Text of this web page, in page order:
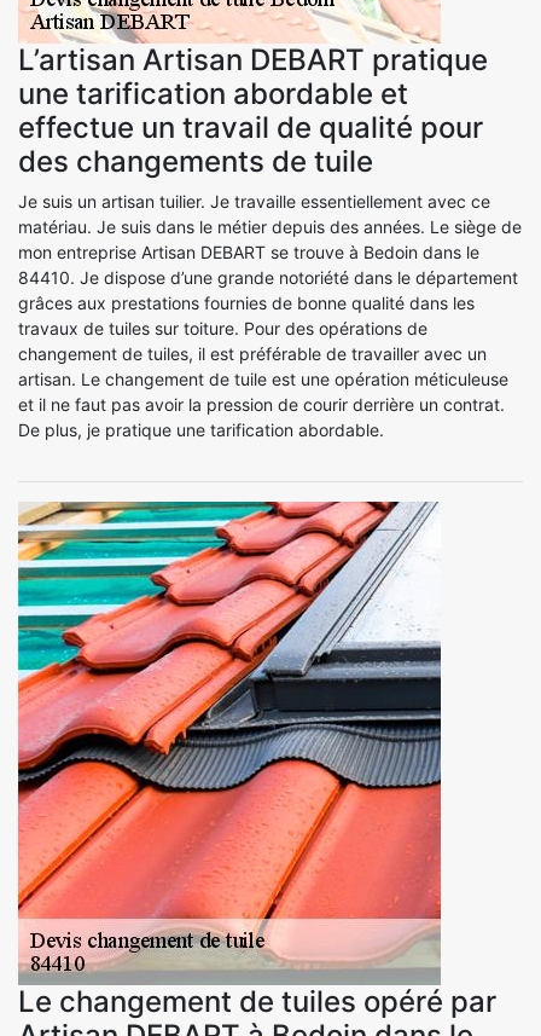
L’artisan Artisan DEBART pratique
une tarification abordable et
effectue un travail de qualité pour
des changements de tuile
Je suis un artisan tuilier. Je travaille essentiellement avec ce
matériau. Je suis dans le métier depuis des années. Le siège de
mon entreprise Artisan DEBART se trouve à Bedoin dans le
84410. Je dispose d’une grande notoriété dans le département
grâces aux prestations fournies de bonne qualité dans les
travaux de tuiles sur toiture. Pour des opérations de
changement de tuiles, il est préférable de travailler avec un
artisan. Le changement de tuile est une opération méticuleuse
et il ne faut pas avoir la pression de courir derrière un contrat.
De plus, je pratique une tarification abordable.
Le changement de tuiles opéré par